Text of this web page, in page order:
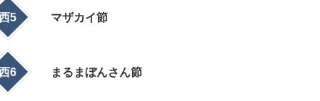
5 マザカイ節
6 まるまぼんさん節